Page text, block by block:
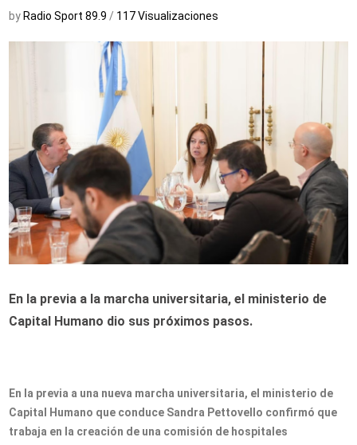
by Radio Sport 89.9 / 117 Visualizaciones
En la previa a la marcha universitaria, el ministerio de
Capital Humano dio sus próximos pasos.
En la previa a una nueva marcha universitaria, el ministerio de
Capital Humano que conduce Sandra Pettovello confirmó que
trabaja en la creación de una comisión de hospitales